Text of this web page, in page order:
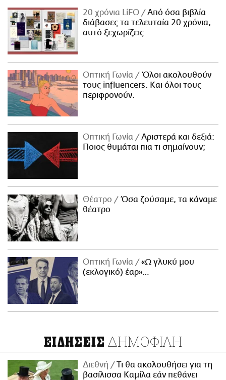
20 χρόνια LiFO
Από όσα βιβλία
διάβασες τα τελευταία 20 χρόνια,
αυτό ξεχωρίζεις
Οπτική Γωνία
Όλοι ακολουθούν
τους influencers. Και όλοι τους
περιφρονούν.
Οπτική Γωνία
Αριστερά και δεξιά:
Ποιος θυμάται πια τι σημαίνουν;
Θέατρο
Όσα ζούσαμε, τα κάναμε
θέατρο
Οπτική Γωνία
«Ω γλυκύ μου
(εκλογικό) έαρ»…
ΕΙΔΗΣΕΙΣ ΔΗΜΟΦΙΛΗ
Διεθνή
Τι θα ακολουθήσει για τη
βασίλισσα Καμίλα εάν πεθάνει